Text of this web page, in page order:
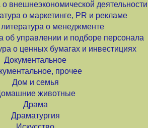
внешнеэкономической деятельности
о маркетинге, PR и рекламе
о менеджменте
об управлении и подборе персонала
о ценных бумагах и инвестициях
Документальное
прочее
Дом и семья
животные
Драма
Драматургия